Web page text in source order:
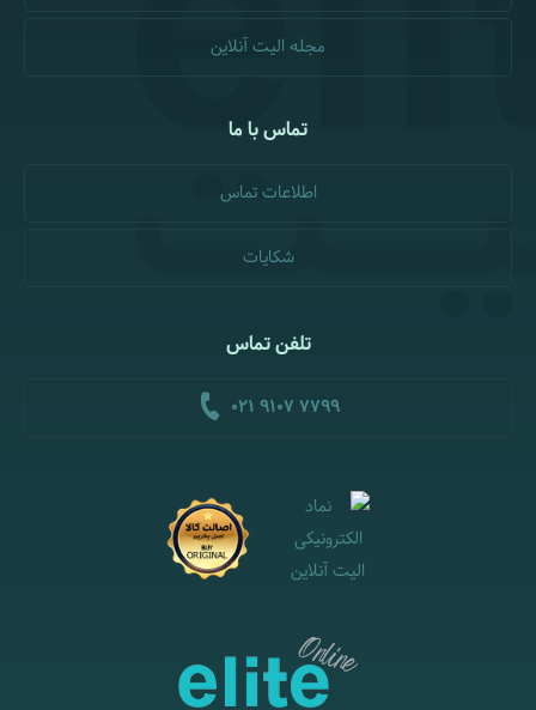
مجله الیت آنلاین
تماس با ما
اطلاعات تماس
شکایات
تلفن تماس
021 9107 7799